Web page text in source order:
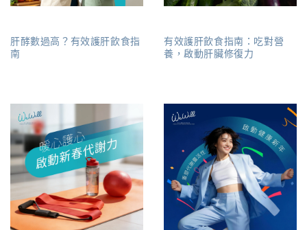
肝酵數過高？有效護肝飲食指
南
有效護肝飲食指南：吃對營
養，啟動肝臟修復力